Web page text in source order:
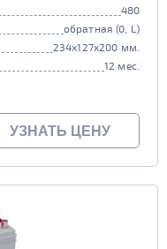
480
обратная (0, L)
234x127x200 мм.
12 мес.
УЗНАТЬ ЦЕНУ